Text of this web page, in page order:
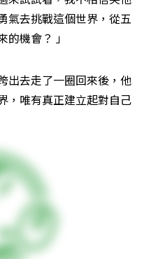
氣去挑戰這個世界，從五
機會？ 」
出去走了一圈回來後，他
，唯有真正建立起對自己